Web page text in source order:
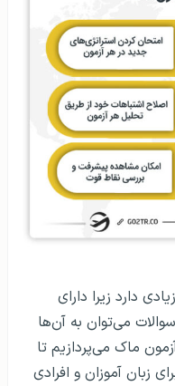
دارد زیرا دارای
می‌توان به آن‌‌ها
ماک می‌پردازیم تا
زبان آموزان و افرادی